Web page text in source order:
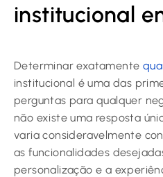
institucional
Determinar exatamente
institucional é uma das
perguntas para qualquer
não existe uma resposta
varia consideravelmente
as funcionalidades
personalização e a